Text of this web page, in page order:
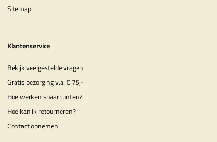
Sitemap
Klantenservice
Bekijk veelgestelde vragen
Gratis bezorging v.a. € 75,-
Hoe werken spaarpunten?
Hoe kan ik retourneren?
Contact opnemen